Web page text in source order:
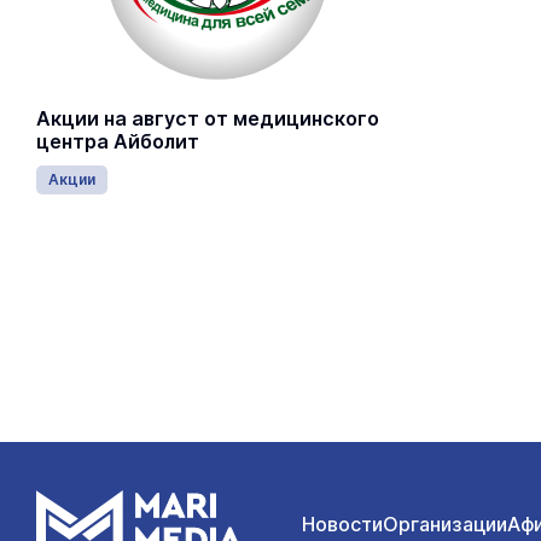
Акции на август от медицинского
центра Айболит
Акции
НовостиОрганизации